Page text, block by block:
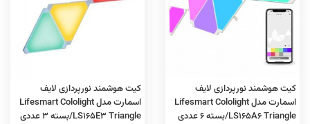
کیت هوشمند نورپردازی لایف
اسمارت مدل Lifesmart Cololight
LS165A6 Triangle/بسته 6 عددی
کیت هوشمند نورپردازی لایف
اسمارت مدل Lifesmart Cololight
LS165E3 Triangle/بسته 3 عددی